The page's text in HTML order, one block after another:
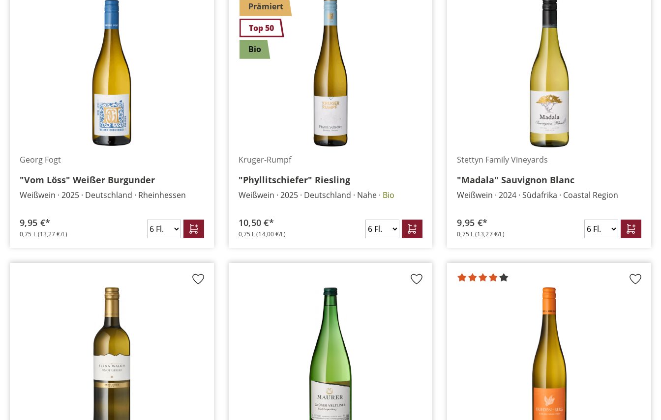
Georg Fogt
"Vom Löss" Weißer Burgunder
Weißwein 2025 Deutschland Rheinhessen
9,95 €*
0,75 L(13,27 €/L)
Prämiert
Top 50
Bio
Kruger-Rumpf
"Phyllitschiefer" Riesling
Weißwein 2025 Deutschland Nahe Bio
10,50 €*
0,75 L(14,00 €/L)
Stettyn Family Vineyards
"Madala" Sauvignon Blanc
Weißwein 2024 Südafrika Coastal Region
9,95 €*
0,75 L(13,27 €/L)